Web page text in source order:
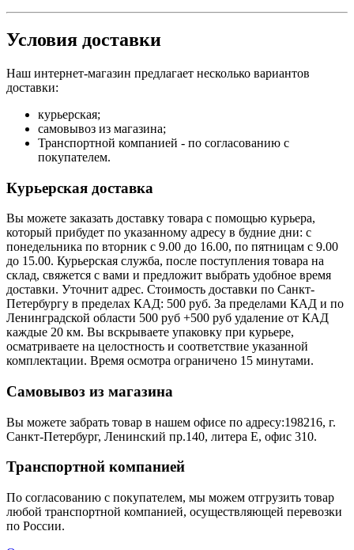
Условия доставки
Наш интернет-магазин предлагает несколько вариантов
доставки:
курьерская;
самовывоз из магазина;
Транспортной компанией - по согласованию с
покупателем.
Курьерская доставка
Вы можете заказать доставку товара с помощью курьера,
который прибудет по указанному адресу в будние дни: с
понедельника по вторник с 9.00 до 16.00, по пятницам с 9.00
до 15.00. Курьерская служба, после поступления товара на
склад, свяжется с вами и предложит выбрать удобное время
доставки. Уточнит адрес. Стоимость доставки по Санкт-
Петербургу в пределах КАД: 500 руб. За пределами КАД и по
Ленинградской области 500 руб +500 руб удаление от КАД
каждые 20 км. Вы вскрываете упаковку при курьере,
осматриваете на целостность и соответствие указанной
комплектации. Время осмотра ограничено 15 минутами.
Самовывоз из магазина
Вы можете забрать товар в нашем офисе по адресу:198216, г.
Санкт-Петербург, Ленинский пр.140, литера Е, офис 310.
Транспортной компанией
По согласованию с покупателем, мы можем отгрузить товар
любой транспортной компанией, осуществляющей перевозки
по России.